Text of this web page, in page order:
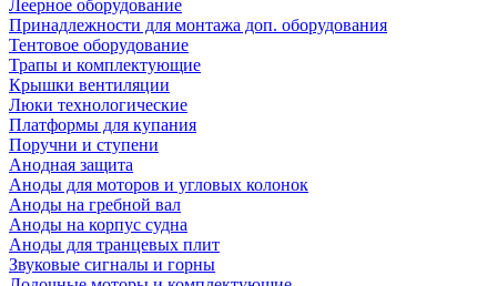
Леерное оборудование
Принадлежности для монтажа доп. оборудования
Тентовое оборудование
Трапы и комплектующие
Крышки вентиляции
Люки технологические
Платформы для купания
Поручни и ступени
Анодная защита
Аноды для моторов и угловых колонок
Аноды на гребной вал
Аноды на корпус судна
Аноды для транцевых плит
Звуковые сигналы и горны